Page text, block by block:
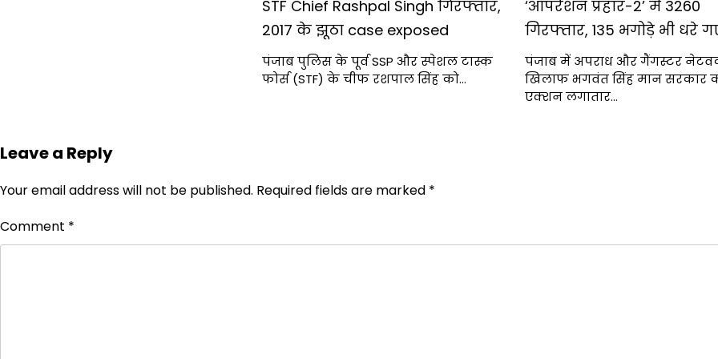
STF Chief Rashpal Singh गिरफ्तार,
2017 के झूठा case exposed
पंजाब पुलिस के पूर्व SSP और स्पेशल टास्क
फोर्स (STF) के चीफ रशपाल सिंह को…
‘ऑपरेशन प्रहार-2’ में 3260
गिरफ्तार, 135 भगोड़े भी धरे
पंजाब में अपराध और गैंगस्टर
खिलाफ भगवंत सिंह मान सरकार
एक्शन लगातार…
Leave a Reply
Your email address will not be published. Required fields are marked *
Comment *